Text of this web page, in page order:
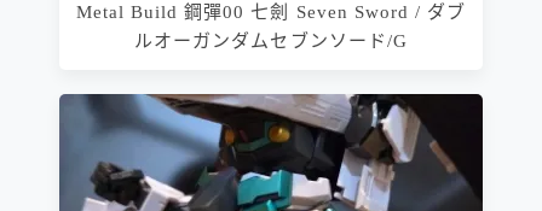
Metal Build 鋼彈00 七劍 Seven Sword / ダブ
ルオーガンダムセブンソード/G